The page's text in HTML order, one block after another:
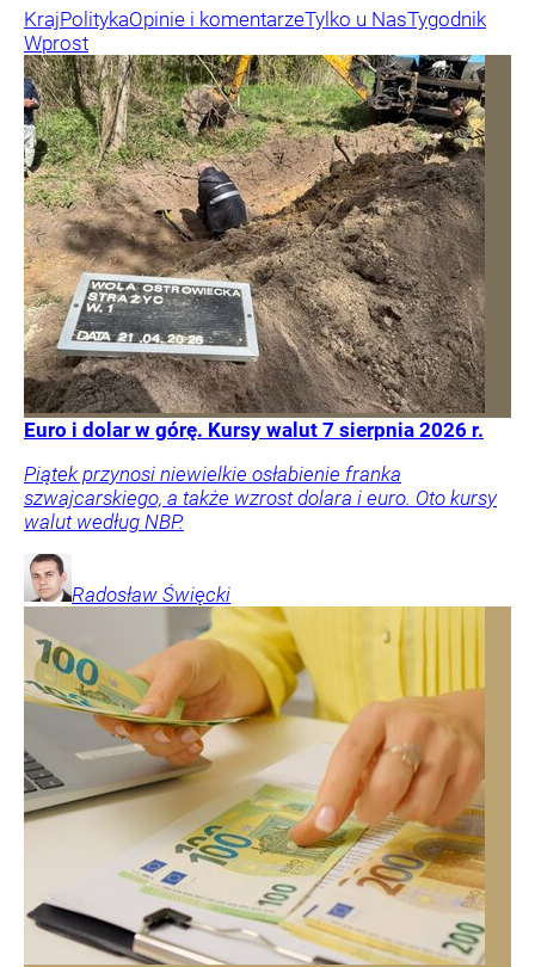
KrajPolitykaOpinie i komentarzeTylko u NasTygodnik
Wprost
Euro i dolar w górę. Kursy walut 7 sierpnia 2026 r.
Piątek przynosi niewielkie osłabienie franka
szwajcarskiego, a także wzrost dolara i euro. Oto kursy
walut według NBP.
Radosław Święcki